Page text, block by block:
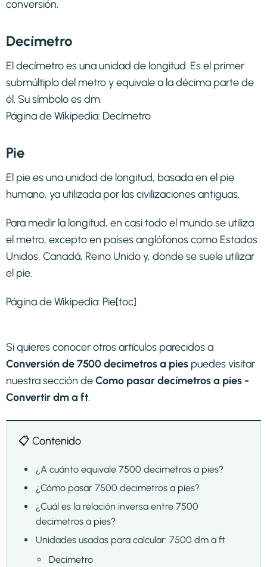
conversión.
Decímetro
El decímetro es una unidad de longitud. Es el primer
submúltiplo del metro y equivale a la décima parte de
él. Su símbolo es dm.
Página de Wikipedia: Decímetro
Pie
El pie es una unidad de longitud, basada en el pie
humano, ya utilizada por las civilizaciones antiguas.
Para medir la longitud, en casi todo el mundo se utiliza
el metro, excepto en países anglófonos como Estados
Unidos, Canadá, Reino Unido y, donde se suele utilizar
el pie.
Página de Wikipedia: Pie[toc]
Si quieres conocer otros artículos parecidos a
Conversión de 7500 decimetros a pies puedes visitar
nuestra sección deComo pasar decímetros a pies -
Convertir dm a ft.
📋 Contenido
¿A cuánto equivale 7500 decimetros a pies?
¿Cómo pasar 7500 decimetros a pies?
¿Cuál es la relación inversa entre 7500
decimetros a pies?
Unidades usadas para calcular: 7500 dm a ft
Decímetro